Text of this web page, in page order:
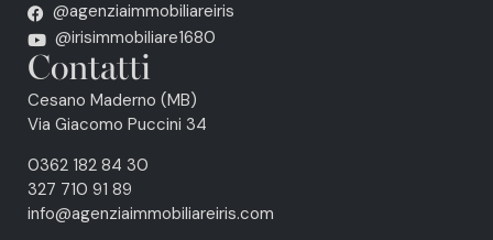
@agenziaimmobiliareiris
@irisimmobiliare1680
Contatti
Cesano Maderno (MB)
Via Giacomo Puccini 34
0362 182 84 30
327 710 91 89
info@agenziaimmobiliareiris.com